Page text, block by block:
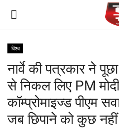
देश
मध्य प्रदेश
विश्व
विश्व
नार्वे की पत्रकार ने
से निकल लिए PM
कॉम्प्रोमाइज्ड पीएम
जब छिपाने को कुछ नहीं